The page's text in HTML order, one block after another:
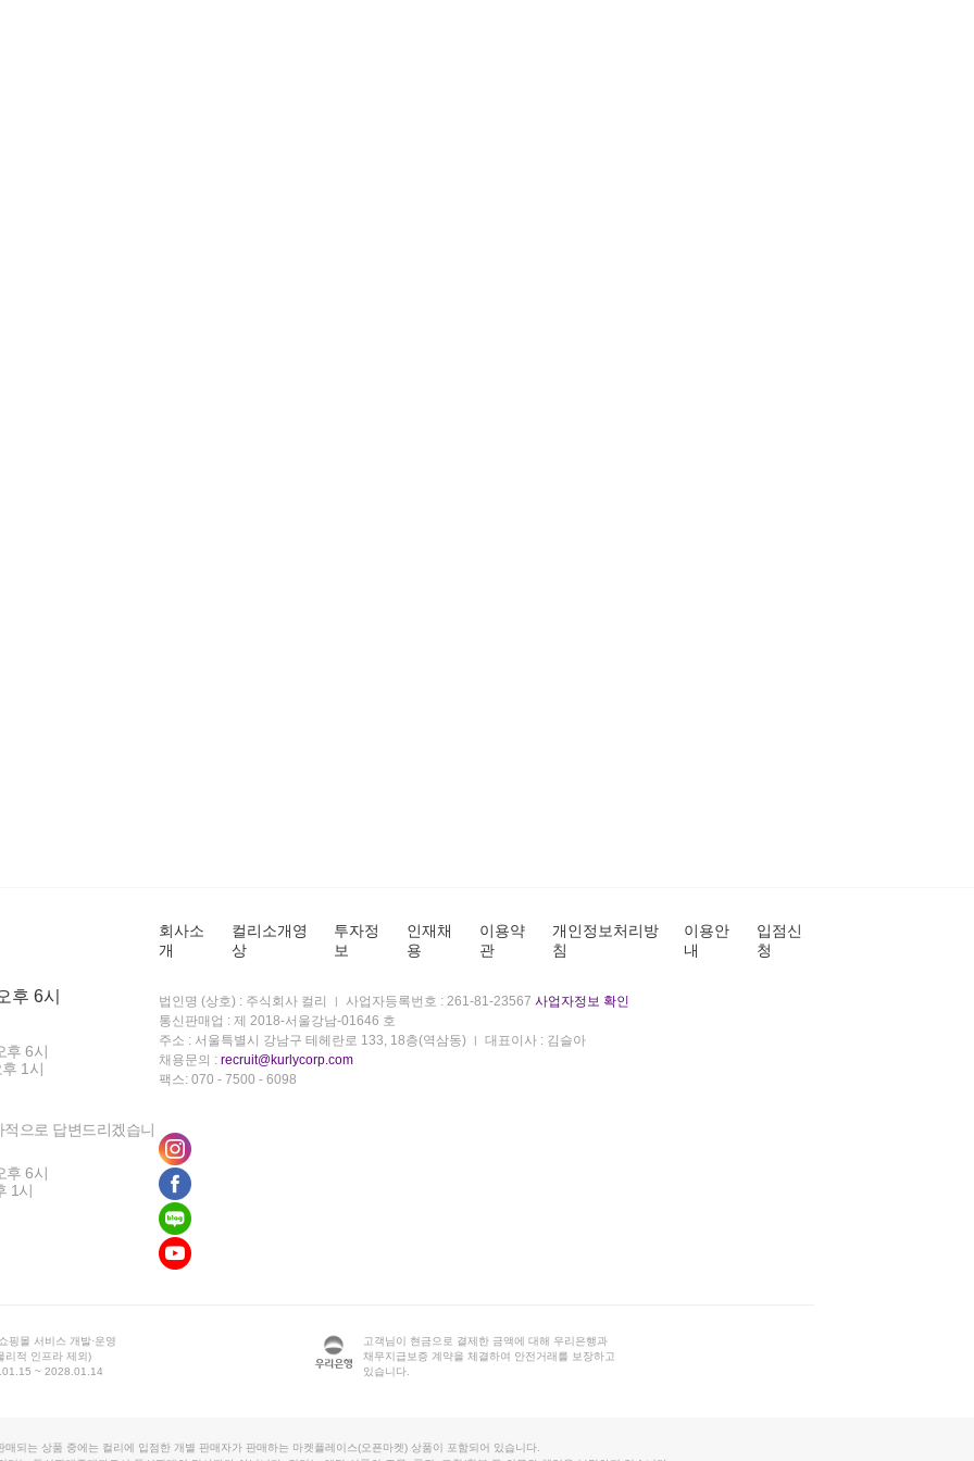
후 6시
후 6시
1시
으로 답변드리겠습니
후 6시
1시
회사소
개
컬리소개영
상
투자정
보
인재채
용
이용약
관
개인정보처리방
침
이용안
내
입점신
청
법인명 (상호) : 주식회사 컬리 사업자등록번호 : 261-81-23567 사업자정보 확인
통신판매업 : 제 2018-서울강남-01646 호
주소 : 서울특별시 강남구 테헤란로 133, 18층(역삼동)
대표이사 : 김슬아
채용문의 : recruit@kurlycorp.com
팩스: 070 - 7500 - 6098
핑몰 서비스 개발·운영
리적 인프라 제외)
~ 2028.01.14
고객님이 현금으로 결제한 금액에 대해 우리은행과
채무지급보증 계약을 체결하여 안전거래를 보장하고
있습니다.
매되는 상품 중에는 컬리에 입점한 개별 판매자가 판매하는 마켓플레이스(오픈마켓) 상품이 포함되어 있습니다.